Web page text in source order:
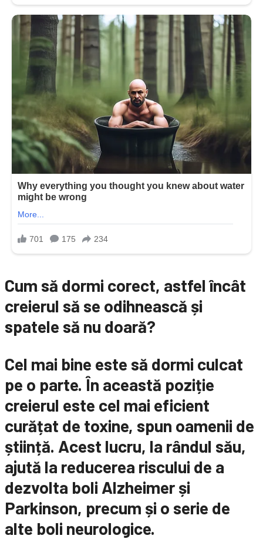
Cum să dormi corect, astfel încât
creierul să se odihnească și
spatele să nu doară?
Cel mai bine este să dormi culcat
pe o parte. În această poziție
creierul este cel mai eficient
curățat de toxine, spun oamenii de
știință. Acest lucru, la rândul său,
ajută la reducerea riscului de a
dezvolta boli Alzheimer și
Parkinson, precum și o serie de
alte boli neurologice.